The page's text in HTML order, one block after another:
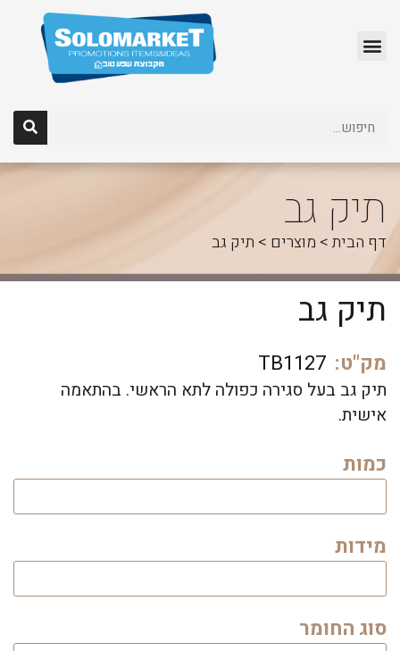
תיק גב
דף הבית> מוצרים > תיק גב
תיק גב
מק"ט: TB1127
תיק גב בעל סגירה כפולה לתא הראשי. בהתאמה
אישית.
כמות
מידות
סוג החומר